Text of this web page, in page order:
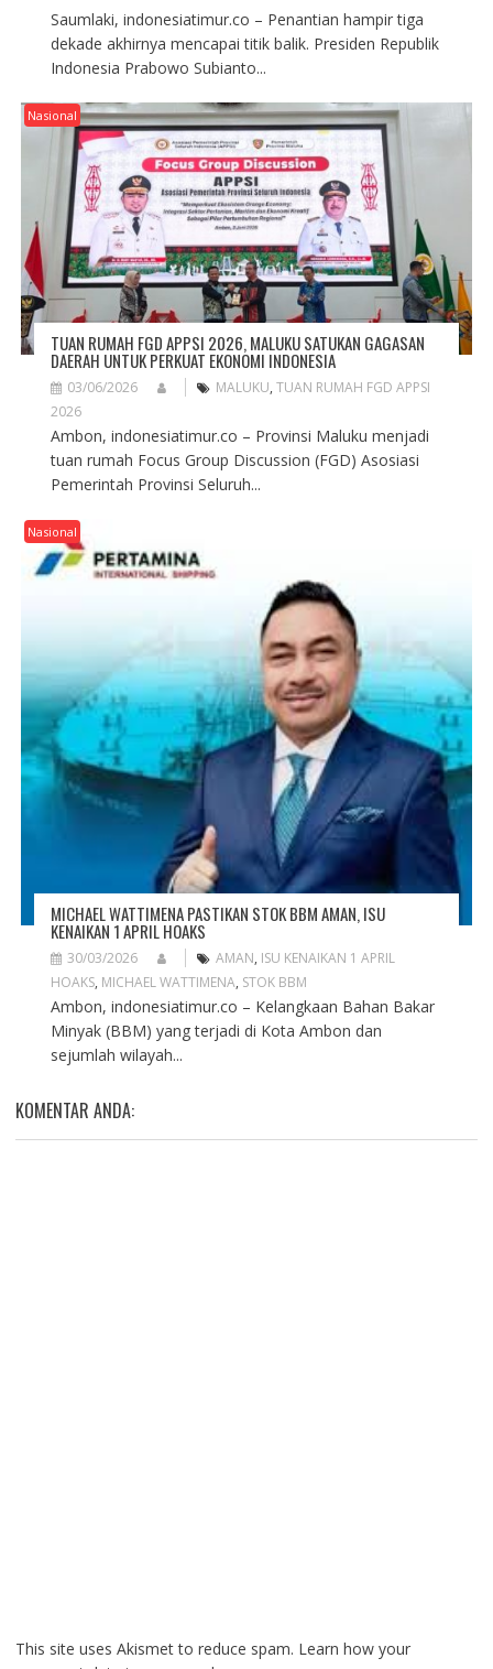
Saumlaki, indonesiatimur.co – Penantian hampir tiga
dekade akhirnya mencapai titik balik. Presiden Republik
Indonesia Prabowo Subianto...
Nasional
TUAN RUMAH FGD APPSI 2026, MALUKU SATUKAN GAGASAN
DAERAH UNTUK PERKUAT EKONOMI INDONESIA
03/06/2026 MALUKU, TUAN RUMAH FGD APPSI
2026
Ambon, indonesiatimur.co – Provinsi Maluku menjadi
tuan rumah Focus Group Discussion (FGD) Asosiasi
Pemerintah Provinsi Seluruh...
Nasional
MICHAEL WATTIMENA PASTIKAN STOK BBM AMAN, ISU
KENAIKAN 1 APRIL HOAKS
30/03/2026 AMAN, ISU KENAIKAN 1 APRIL
HOAKS, MICHAEL WATTIMENA, STOK BBM
Ambon, indonesiatimur.co – Kelangkaan Bahan Bakar
Minyak (BBM) yang terjadi di Kota Ambon dan
sejumlah wilayah...
KOMENTAR ANDA:
This site uses Akismet to reduce spam. Learn how your